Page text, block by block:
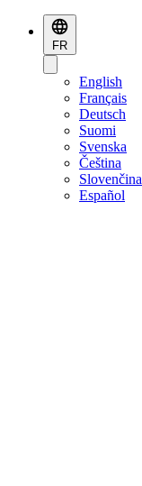
FR
English
Français
Deutsch
Suomi
Svenska
Čeština
Slovenčina
Español